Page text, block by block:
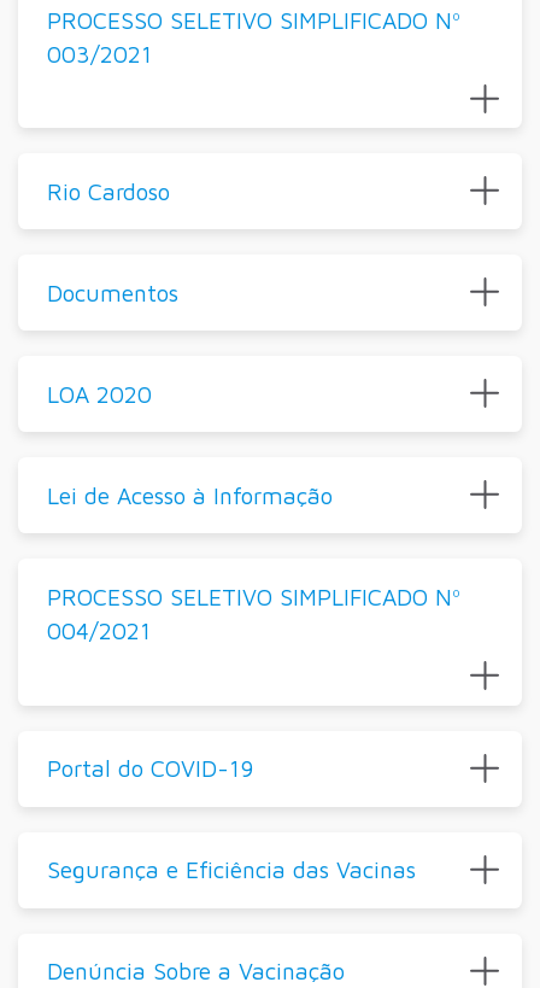
PROCESSO SELETIVO SIMPLIFICADO Nº
003/2021
Rio Cardoso
Documentos
LOA 2020
Lei de Acesso à Informação
PROCESSO SELETIVO SIMPLIFICADO Nº
004/2021
Portal do COVID-19
Segurança e Eficiência das Vacinas
Denúncia Sobre a Vacinação